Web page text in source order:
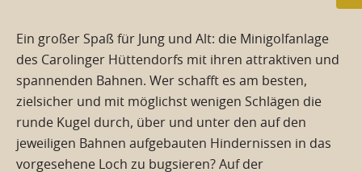
Ein großer Spaß für Jung und Alt: die Minigolfanlage
des Carolinger Hüttendorfs mit ihren attraktiven und
spannenden Bahnen. Wer schafft es am besten,
zielsicher und mit möglichst wenigen Schlägen die
runde Kugel durch, über und unter den auf den
jeweiligen Bahnen aufgebauten Hindernissen in das
vorgesehene Loch zu bugsieren? Auf der